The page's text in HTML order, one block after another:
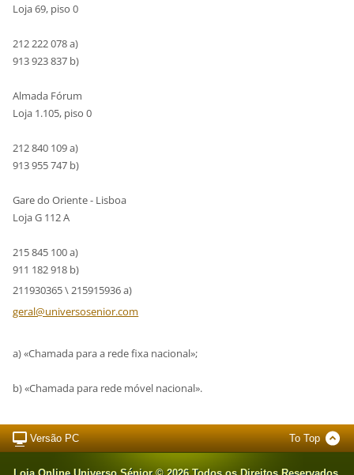
Loja 69, piso 0
212 222 078 a)
913 923 837 b)
Almada Fórum
Loja 1.105, piso 0
212 840 109 a)
913 955 747 b)
Gare do Oriente - Lisboa
Loja G 112 A
215 845 100 a)
911 182 918 b)
211930365 \ 215915936 a)
geral@universosenior.com
a) «Chamada para a rede fixa nacional»;
b) «Chamada para rede móvel nacional».
Versão PC To Top